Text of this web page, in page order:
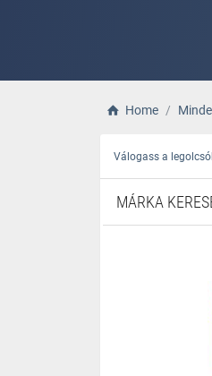
Home
Válogass a
MÁRKA